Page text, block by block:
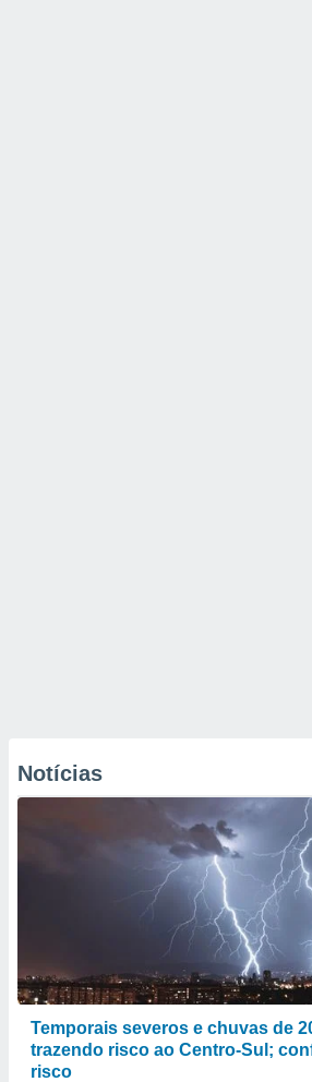
Notícias
Temporais severos e chuvas de
trazendo risco ao Centro-Sul;
risco